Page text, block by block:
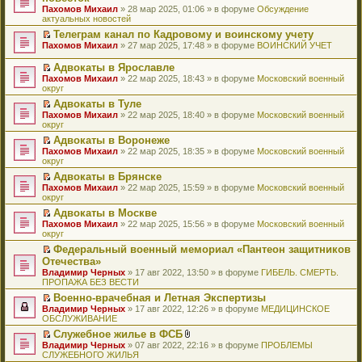
ю
щ
е
н
и
ю
о
о
б
щ
е
н
и
ю
о
м
у
с
о
б
щ
е
н
и
ю
а
н
н
м
у
с
о
о
б
щ
е
н
и
ю
о
ч
и
а
н
н
о
м
у
с
о
о
б
щ
е
н
и
ю
н
е
п
о
и
т
а
н
н
о
м
у
с
о
о
б
щ
е
н
и
ю
в
о
м
у
н
п
р
о
ч
и
т
а
н
н
о
м
у
с
о
о
б
щ
е
н
и
ю
п
е
р
о
м
у
н
е
п
р
о
ч
и
т
а
н
н
о
м
у
с
о
о
б
щ
е
н
и
ю
е
р
е
й
т
к
п
е
р
в
о
м
у
н
е
п
р
о
ч
и
т
а
н
н
о
м
у
с
о
о
б
щ
е
н
и
ю
Пахомов Михаил » 28 мар 2025, 01:06 » в форуме Обсуждение
актуальных новостей
П
р
е
й
т
и
к
п
е
р
в
о
м
у
н
е
п
р
о
ч
и
а
н
н
о
м
у
с
о
о
б
Телеграм канал по Кадровому и воинскому учету
Пахомов Михаил » 27 мар 2025, 17:48 » в форуме ВОИНСКИЙ УЧЕТ
П
е
р
е
й
т
и
к
п
е
р
в
о
м
у
н
е
п
р
о
ч
и
т
а
н
н
о
м
у
с
Адвокаты в Ярославле
Пахомов Михаил » 22 мар 2025, 18:43 » в форуме Московский военный
округ
П
е
р
е
й
т
и
к
п
е
р
в
о
м
у
н
е
п
р
о
ч
и
т
а
н
н
Адвокаты в Туле
Пахомов Михаил » 22 мар 2025, 18:40 » в форуме Московский военный
округ
П
е
р
е
й
т
и
к
п
е
р
в
о
м
у
н
е
п
р
о
ч
и
Адвокаты в Воронеже
Пахомов Михаил » 22 мар 2025, 18:35 » в форуме Московский военный
округ
П
е
р
е
й
т
и
к
п
е
р
в
о
м
у
н
е
п
р
Адвокаты в Брянске
Пахомов Михаил » 22 мар 2025, 15:59 » в форуме Московский военный
округ
П
е
р
е
й
т
и
к
п
е
р
в
о
м
у
Адвокаты в Москве
Пахомов Михаил » 22 мар 2025, 15:56 » в форуме Московский военный
округ
П
е
р
е
й
т
и
к
п
е
р
Федеральный военный мемориал «Пантеон защитников
Отечества»
Владимир Черных » 17 авг 2022, 13:50 » в форуме ГИБЕЛЬ. СМЕРТЬ.
ПРОПАЖА БЕЗ ВЕСТИ
П
е
р
е
й
т
Военно-врачебная и Летная Экспертизы
Владимир Черных » 17 авг 2022, 12:26 » в форуме МЕДИЦИНСКОЕ
ОБСЛУЖИВАНИЕ
П
е
Служебное жилье в ФСБ
В
Владимир Черных » 07 авг 2022, 22:16 » в форуме ПРОБЛЕМЫ
СЛУЖЕБНОГО ЖИЛЬЯ